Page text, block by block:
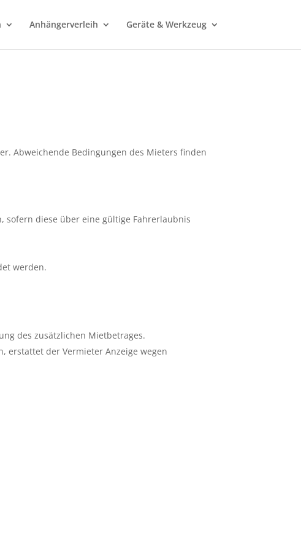
Anhängerverleih Geräte & Werkzeug
Abweichende Bedingungen des Mieters finden
sofern diese über eine gültige Fahrerlaubnis
werden.
des zusätzlichen Mietbetrages.
erstattet der Vermieter Anzeige wegen